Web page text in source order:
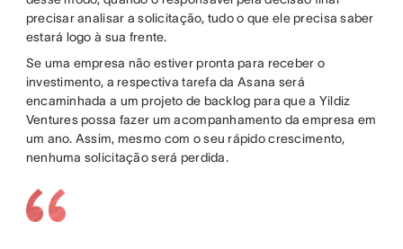
precisar analisar a solicitação, tudo o que ele precisa saber
estará logo à sua frente.
Se uma empresa não estiver pronta para receber o
investimento, a respectiva tarefa da Asana será
encaminhada a um projeto de backlog para que a Yildiz
Ventures possa fazer um acompanhamento da empresa em
um ano. Assim, mesmo com o seu rápido crescimento,
nenhuma solicitação será perdida.